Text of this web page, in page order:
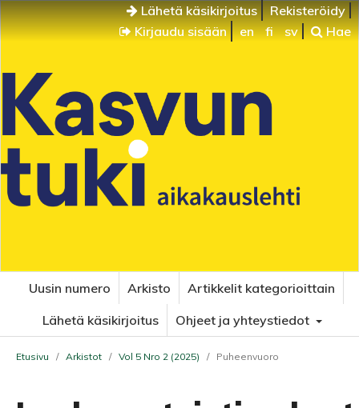
Lähetä käsikirjoitus
Rekisteröidy
Kirjaudu sisään
en fi sv Hae
Uusin numero Arkisto
Artikkelit kategorioittain
Lähetä käsikirjoitus
Ohjeet ja yhteystiedot
Etusivu / Arkistot / Vol 5 Nro 2 (2025) / Puheenvuoro